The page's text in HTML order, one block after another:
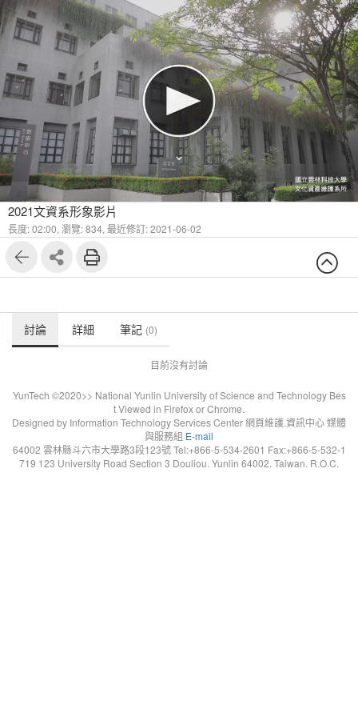
2021文資系形象影片
長度: 02:00, 瀏覽: 834, 最近修訂: 2021-06-02
討論 詳細 筆記 (0)
目前沒有討論
YunTech ©2020>> National Yunlin University of Science and Technology Bes
t Viewed in Firefox or Chrome.
Designed by Information Technology Services Center 網頁維護.資訊中心 媒體
與服務組 E-mail
64002 雲林縣斗六市大學路3段123號 Tel:+866-5-534-2601 Fax:+866-5-532-1
719 123 University Road Section 3 Douliou. Yunlin 64002. Taiwan. R.O.C.